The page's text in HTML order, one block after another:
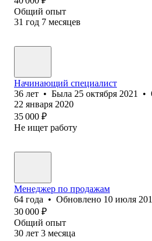
Общий опыт
31 год 7 месяцев
Начинающий специалист
36 лет • Была 25 октября 2021 •
22 января 2020
35 000 ₽
Не ищет работу
Менеджер по продажам
64 года • Обновлено 10 июля
30 000 ₽
Общий опыт
30 лет 3 месяца